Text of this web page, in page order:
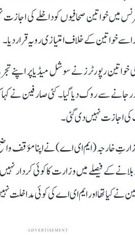
میں خواتین صحافیوں کو داخلے کی اجازت
خواتین کے خلاف امتیازی رویہ قرار دیا۔
خواتین رپورٹرز نے سوشل میڈیا پر اپنے
جانے سے روک دیا گیا۔ کئی صارفین نے
اجازت نہیں دی گئی۔
خارجہ (ایم ای اے) نے اپنا مؤقف
کے فیصلے میں وزارت کا کوئی کردار
کیا تھا اور ایم ای اے کی کوئی مداخلت
ADVERTISEMENT